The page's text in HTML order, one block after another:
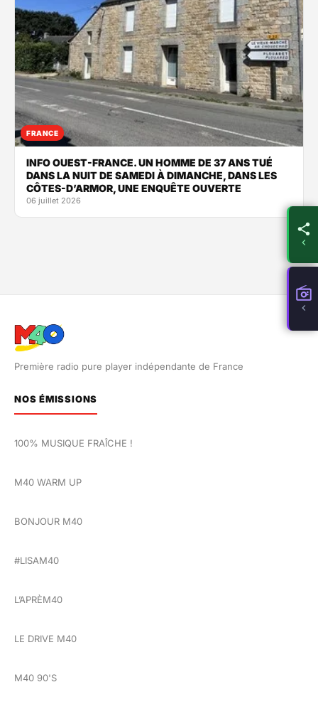
FRANCE
INFO OUEST-FRANCE. UN HOMME DE 37 ANS TUÉ
DANS LA NUIT DE SAMEDI À DIMANCHE, DANS LES
CÔTES-D’ARMOR, UNE ENQUÊTE OUVERTE
06 juillet 2026
Première radio pure player indépendante de France
NOS ÉMISSIONS
100% MUSIQUE FRAÎCHE !
M40 WARM UP
BONJOUR M40
#LISAM40
L’APRÈM40
LE DRIVE M40
M40 90'S